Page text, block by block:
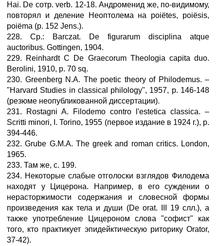
Hai. De сотр. verb. 12-18. Андроменид же, по-видимому,
повторял и деление Неоптолема на poiёtes, poiёsis,
poiёma (p. 152 Jens.).
228. Ср.: Barczat. De figurarum disciplina atque
auctoribus. Gottingen, 1904.
229. Reinhardt С De Graecorum Theologia capita duo.
Berolini, 1910, p. 70 sq.
230. Greenberg N.А. The poetic theory of Philodemus. –
"Harvard Studies in classical philology", 1957, p. 146-148
(резюме неопубликованной диссертации).
231. Rostagni A. Filodemo contro l'estetica classica. –
Scritti minori, I. Torino, 1955 (первое издание в 1924 г.), р.
394-446.
232. Grube G.М.А. The greek and roman critics. London,
1965.
233. Там же, с. 199.
234. Некоторые слабые отголоски взглядов Филодема
находят у Цицерона. Например, в его суждении о
нерасторжимости содержания и словесной формы
произведения как тела и души (De orat. III 19 слл.), а
также употребление Цицероном слова "софист" как
того, кто практикует эпидейктическую риторику Orator,
37-42).